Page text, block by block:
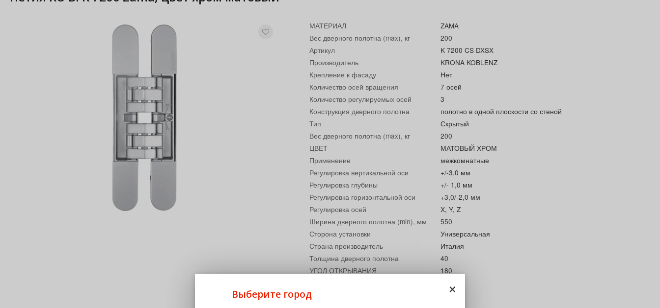
МАТЕРИАЛ
ZAMA
Вес дверного полотна (max), кг
200
Артикул
K 7200 CS DXSX
Производитель
KRONA KOBLENZ
Крепление к фасаду
Нет
Количество осей вращения
7 осей
Количество регулируемых осей
3
Конструкция дверного полотна
полотно в одной плоскости со стеной
Тип
Скрытый
Вес дверного полотна (max), кг
200
ЦВЕТ
МАТОВЫЙ ХРОМ
Применение
межкомнатные
Регулировка вертикальной оси
+/-3,0 мм
Регулировка глубины
+/- 1,0 мм
Регулировка горизонтальной оси
+3,0/-2,0 мм
Регулировка осей
X, Y, Z
Ширина дверного полотна (min), мм
550
Сторона установки
Универсальная
Страна производитель
Италия
Толщина дверного полотна
40
УГОЛ ОТКРЫВАНИЯ
180
×
Выберите город